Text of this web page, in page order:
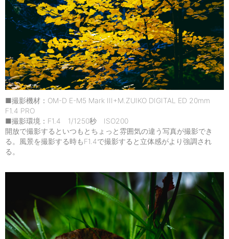
■撮影機材：OM-D E-M5 Mark III+M.ZUIKO DIGITAL ED 20mm
F1.4 PRO
■撮影環境：F1.4 1/1250秒 ISO200
開放で撮影するといつもとちょっと雰囲気の違う写真が撮影でき
る。風景を撮影する時もF1.4で撮影すると立体感がより強調され
る。